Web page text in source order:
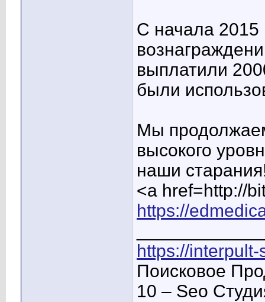
С начала 2015
выплатили
были
Мы
высокого
наши
<a href=http://
https://
https://
Поисковое
10 – Seo